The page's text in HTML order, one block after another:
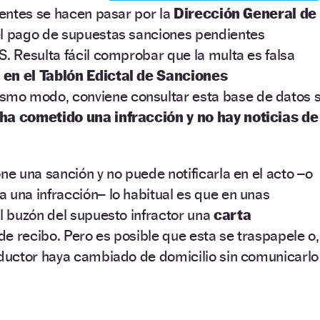
se hacen pasar por la Dirección General de
pago de supuestas sanciones pendientes
Resulta fácil comprobar que la multa es falsa
el Tablón Edictal de Sanciones
modo, conviene consultar esta base de datos
cometido una infracción y no hay noticias de
una sanción y no puede notificarla en el acto –o
una infracción– lo habitual es que en unas
buzón del supuesto infractor una carta
recibo. Pero es posible que esta se traspapele o,
haya cambiado de domicilio sin comunicarlo